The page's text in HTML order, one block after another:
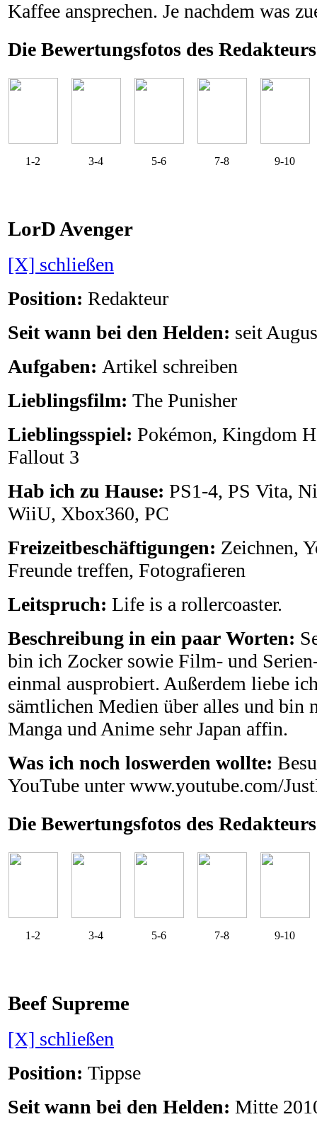
Kaffee ansprechen. Je nachdem was
Die Bewertungsfotos des
1-2 3-4 5-6 7-8 9-10
LorD Avenger
[X] schließen
Position: Redakteur
Seit wann bei den Helden: seit
Aufgaben: Artikel schreiben
Lieblingsfilm: The Punisher
Lieblingsspiel: Pokémon, Kingdom
Fallout 3
Hab ich zu Hause: PS1-4, PS Vita,
WiiU, Xbox360, PC
Freizeitbeschäftigungen: Zeichnen,
Freunde treffen, Fotografieren
Leitspruch: Life is a rollercoaster.
Beschreibung in ein paar Worten:
bin ich Zocker sowie Film- und
einmal ausprobiert. Außerdem liebe
sämtlichen Medien über alles und bin
Manga und Anime sehr Japan affin.
Was ich noch loswerden wollte:
YouTube unter www.youtube.com/
Die Bewertungsfotos des
1-2 3-4 5-6 7-8 9-10
Beef Supreme
[X] schließen
Position: Tippse
Seit wann bei den Helden: Mitte